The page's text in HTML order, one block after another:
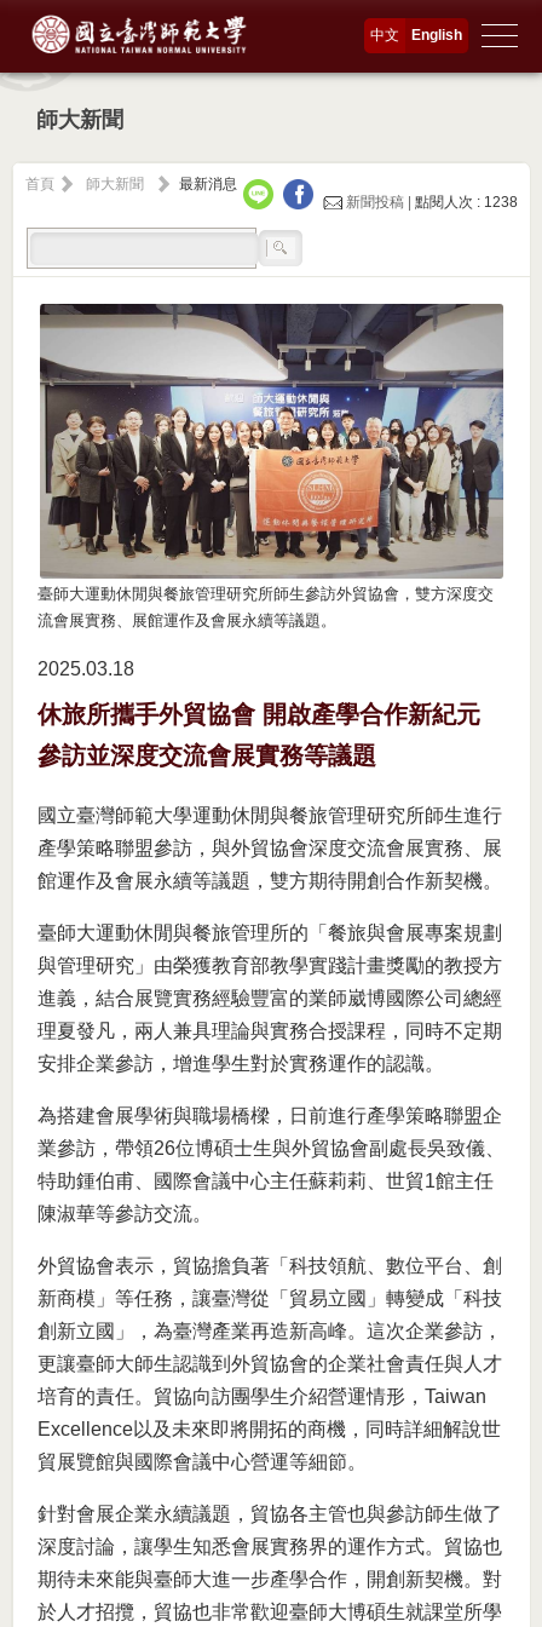
English
中文
師大新聞
首頁 師大新聞
最新消息
新聞投稿 |點閱人次 : 1238
臺師大運動休閒與餐旅管理研究所師生參訪外貿協會，雙方深度交
流會展實務、展館運作及會展永續等議題。
2025.03 18
休旅所攜手外貿協會 開啟產學合作新紀元
參訪並深度交流會展實務等議題
國立臺灣師範大學運動休閒與餐旅管理研究所師生進行
產學策略聯盟參訪，與外貿協會深度交流會展實務、展
館運作及會展永續等議題，雙方期待開創合作新契機。
臺師大運動休閒與餐旅管理所的「餐旅與會展專案規劃
與管理研究」由榮獲教育部教學實踐計畫獎勵的教授方
進義，結合展覽實務經驗豐富的業師崴博國際公司總經
理夏發凡，兩人兼具理論與實務合授課程，同時不定期
安排企業參訪，增進學生對於實務運作的認識。
為搭建會展學術與職場橋樑，日前進行產學策略聯盟企
業參訪，帶領26位博碩士生與外貿協會副處長吳致儀、
特助鍾伯甫、國際會議中心主任蘇莉莉、世貿1館主任
陳淑華等參訪交流。
外貿協會表示，貿協擔負著「科技領航、數位平台、創
新商模」等任務，讓臺灣從「貿易立國」轉變成「科技
創新立國」，為臺灣產業再造新高峰。這次企業參訪，
更讓臺師大師生認識到外貿協會的企業社會責任與人才
培育的責任。貿協向訪團學生介紹營運情形，Taiwan
Excellence以及未來即將開拓的商機，同時詳細解說世
貿展覽館與國際會議中心營運等細節。
針對會展企業永續議題，貿協各主管也與參訪師生做了
深度討論，讓學生知悉會展實務界的運作方式。貿協也
期待未來能與臺師大進一步產學合作，開創新契機。對
於人才招攬，貿協也非常歡迎臺師大博碩生就課堂所學